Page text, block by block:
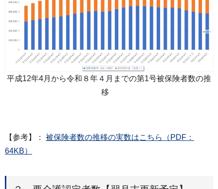
平成12年4月から令和８年４月までの第1号被保険者数の推
移
【参考】： 被保険者数の推移の実数はこちら（PDF：
64KB）